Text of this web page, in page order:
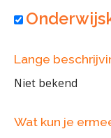
Lange
Niet bekend
Wat kun je